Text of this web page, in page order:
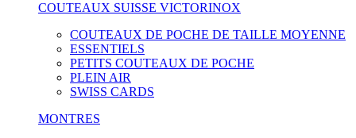
COUTEAUX SUISSE VICTORINOX
COUTEAUX DE POCHE DE TAILLE MOYENNE
ESSENTIELS
PETITS COUTEAUX DE POCHE
PLEIN AIR
SWISS CARDS
MONTRES